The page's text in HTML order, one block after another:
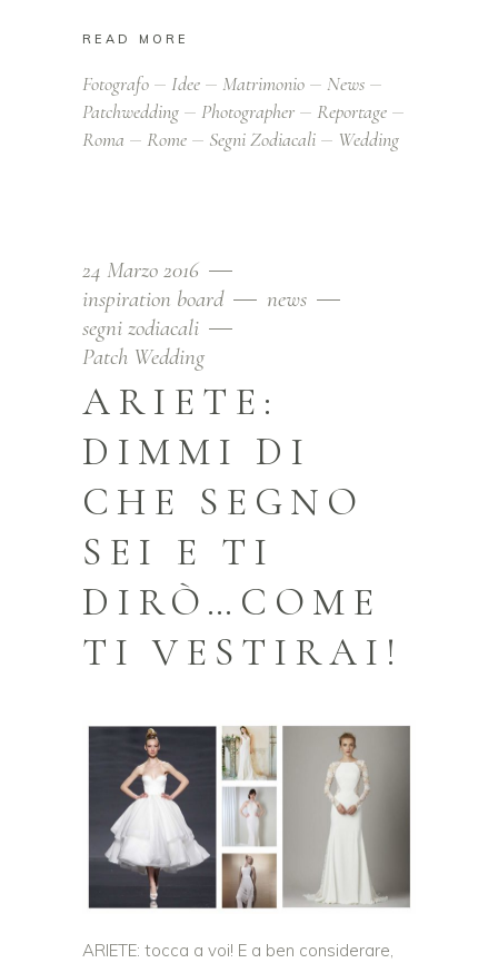
READ MORE
Fotografo Idee Matrimonio
News
Patchwedding
Photographer
Reportage
Roma
Rome Segni Zodiacali Wedding
24 Marzo 2016
inspiration board
news
segni zodiacali
Patch Wedding
ARIETE:
DIMMI DI
CHE SEGNO
SEI E TI
DIRÒ…COME
TI VESTIRAI!
ARIETE: tocca a voi! E a ben considerare,